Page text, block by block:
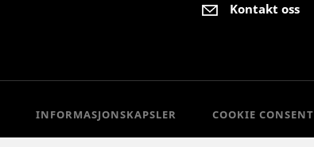
Kontakt oss
INFORMASJONSKAPSLER COOKIE CONSENT